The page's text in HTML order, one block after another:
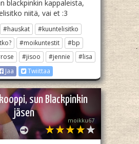
blackpinkin kappaleista,
niitä, vai et :3
#hauskat
#kuuntelisitko
#moikuntestit
#bp
#jisoo #jennie
#lisa
Jaa
Twiittaa
sun Blackpinkin
jäsen
moikku67